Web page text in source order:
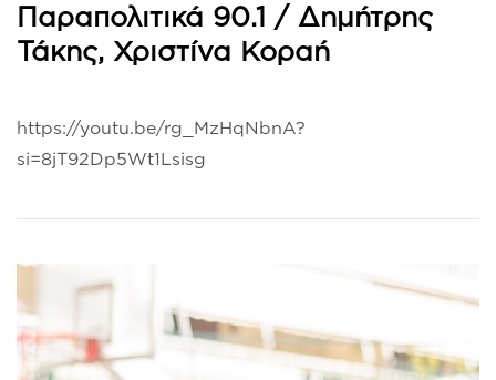
Παραπολιτικά 90.1 / Δημήτρης
Τάκης, Χριστίνα Κοραή
https://youtu.be/rg_MzHqNbnA?
si=8jT92Dp5Wt1Lsisg